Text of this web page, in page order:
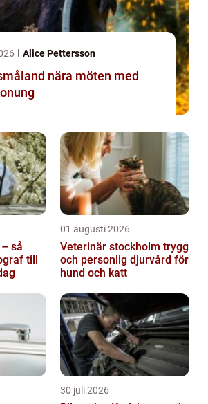
Alice Pettersson
möten med
så
till
01 augusti 2026
Veterinär stockholm trygg
och personlig djurvård för
hund och katt
30 juli 2026